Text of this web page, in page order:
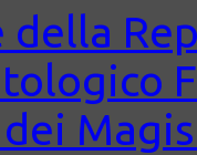
dei